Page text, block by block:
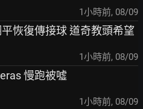
1小時前, 08/09
恢復傳接球 道奇教頭希望
1小時前, 08/09
慢跑被噓
1小時前, 08/09